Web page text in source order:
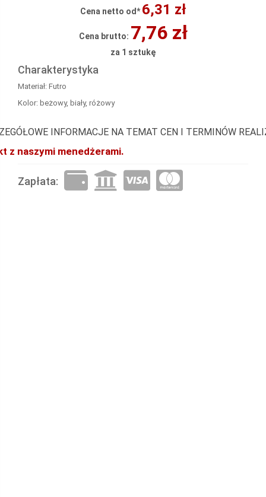
Cena netto od*6,31 zł
Cena brutto: 7,76 zł
za 1 sztukę
Charakterystyka
Materiał: Futro
Kolor: beżowy, biały, różowy
INFORMACJE NA TEMAT CEN I TERMINÓW
z naszymi menedżerami.
Zapłata: